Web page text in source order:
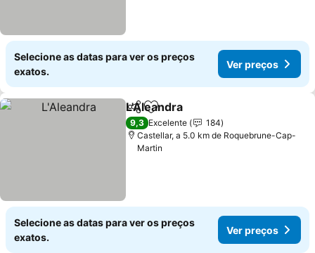
Selecione as datas para ver os preços
exatos.
Ver preços
PartilharAdicionar aos favoritos
L'Aleandra
9,3 Excelente
184
Castellar, a 5.0 km de Roquebrune-Cap-
Martin
Selecione as datas para ver os preços
exatos.
Ver preços